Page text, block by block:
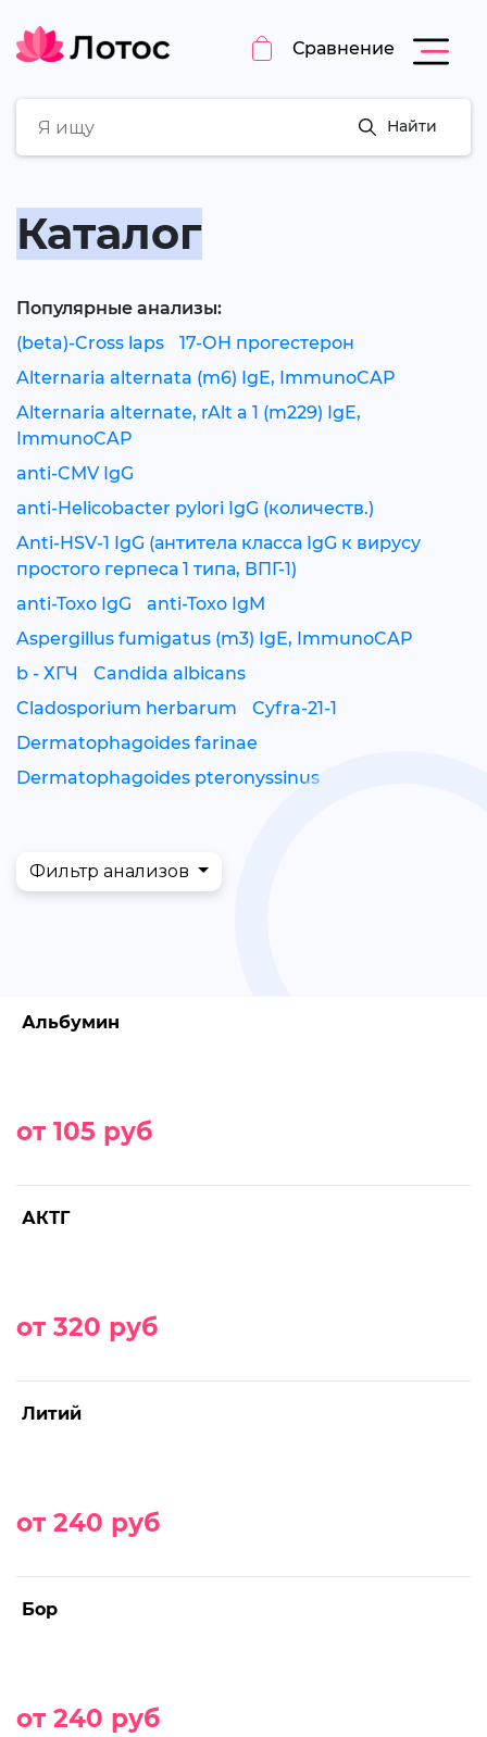
Сравнение
Найти
Каталог
Популярные анализы:
(beta)-Cross laps
17-ОН прогестерон
Alternaria alternata (m6) IgE, ImmunoCAP
Alternaria alternate, rAlt a 1 (m229) IgE,
ImmunoCAP
anti-CMV IgG
anti-Helicobacter pylori IgG (количеств.)
Anti-HSV-1 IgG (антитела класса IgG к вирусу
простого герпеса 1 типа, ВПГ-1)
anti-Toxo IgG
anti-Toxo IgM
Aspergillus fumigatus (m3) IgE, ImmunoCAP
b - ХГЧ
Candida albicans
Cladosporium herbarum
Cyfra-21-1
Dermatophagoides farinae
Dermatophagoides pteronyssinus
Фильтр анализов
Альбумин
от 105 руб
АКТГ
от 320 руб
Литий
от 240 руб
Бор
от 240 руб